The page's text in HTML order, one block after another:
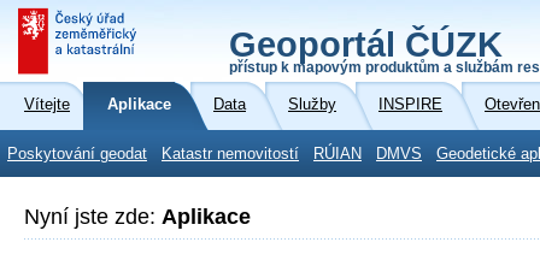
Geoportál ČÚZK
přístup k mapovým produktům a službám
Vítejte Aplikace Data Služby INSPIRE
Poskytování geodat Katastr nemovitostí RÚIAN DMVS Geodetické
Nyní jste zde: Aplikace